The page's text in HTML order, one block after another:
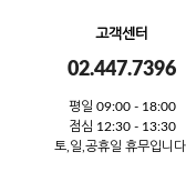
고객센터
02.447.7396
평일 09:00 - 18:00
점심 12:30 - 13:30
토,일,공휴일 휴무입니